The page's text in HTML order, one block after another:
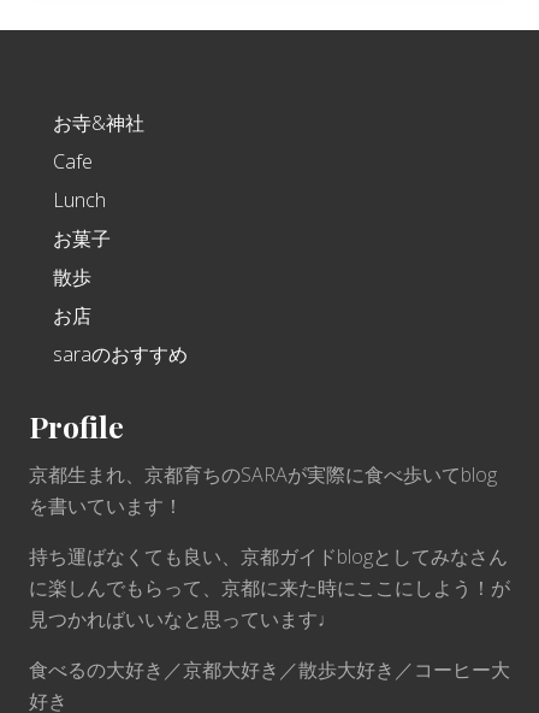
お寺&神社
Cafe
Lunch
お菓子
散歩
お店
saraのおすすめ
Profile
京都生まれ、京都育ちのSARAが実際に食べ歩いてblog
を書いています！
持ち運ばなくても良い、京都ガイドblogとしてみなさん
に楽しんでもらって、京都に来た時にここにしよう！が
見つかればいいなと思っています♩
食べるの大好き／京都大好き／散歩大好き／コーヒー大
好き